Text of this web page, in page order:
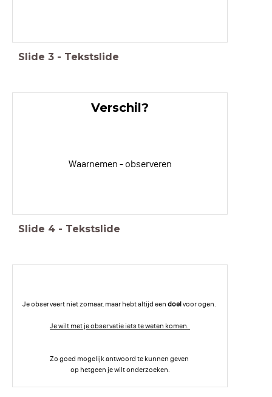
Slide 3 - Tekstslide
Verschil?
Waarnemen - observeren
Slide 4 - Tekstslide
Je observeert niet zomaar, maar hebt altijd een doelvoor ogen. ​
Je wilt met je observatie iets te weten komen. ​
Zo goed mogelijk antwoord te kunnen geven
op hetgeen je wilt onderzoeken.